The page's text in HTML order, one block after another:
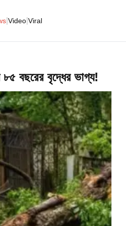
Video Viral
বছরের বৃদ্ধের ভাগ্য!